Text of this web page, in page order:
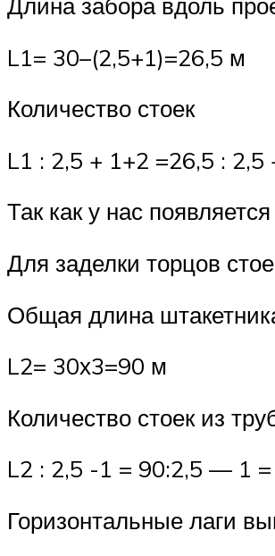
L1= 30–(2,5+1)=26,5 м
Количество стоек
L1 : 2,5 + 1+2 =26,5 : 2,5
Так как у нас
Для заделки торцов
Общая длина
L2= 30х3=90 м
Количество стоек из
L2 : 2,5 -1 = 90:2,5 — 1
Горизонтальные лаги